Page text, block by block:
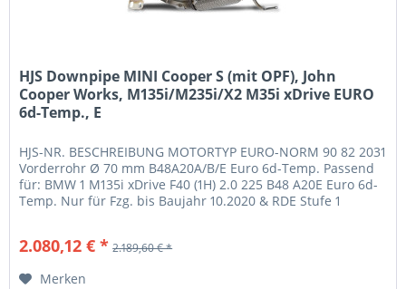
HJS Downpipe MINI Cooper S (mit OPF), John
Cooper Works, M135i/M235i/X2 M35i xDrive EURO
6d-Temp., E
HJS-NR. BESCHREIBUNG MOTORTYP EURO-NORM 90 82 2031
Vorderrohr Ø 70 mm B48A20A/B/E Euro 6d-Temp. Passend
für: BMW 1 M135i xDrive F40 (1H) 2.0 225 B48 A20E Euro 6d-
Temp. Nur für Fzg. bis Baujahr 10.2020 & RDE Stufe 1
2.080,12 € * 2.189,60 € *
Merken